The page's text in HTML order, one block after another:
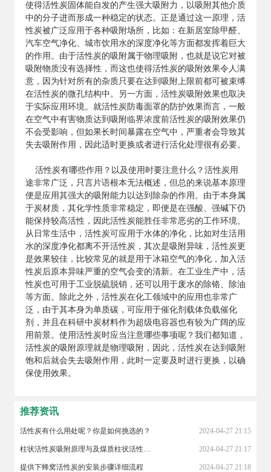
使得活性炭固体能自发的产生强大吸附力，以吸附其他介质
中的分子进而形成一种稳定的状态。正是通过这一原理，活
性炭被广泛应用于各种吸附场所，比如：在新居室除甲醛、
汽车空气净化、城市饮用水的深度净化等方面都发挥着巨大
的作用。由于活性炭的吸附属于物理吸附，也就是说它对被
吸附物质没有选择性，而这也使得活性炭的吸附效果令人满
意，因为针对所有的杂质只要在达到吸附上限前都可被束缚
在活性炭的微孔结构中。另一方面，活性炭吸附效果也取决
于实际应用环境。就活性炭防毒面罩的防护效果而言，一般
在空气中有害物质达到吸附临界浓度前活性炭的吸附效果仍
不会受影响，但如果长时间暴露在空气中，严重者会导致其
失去吸附作用，因此适时更换或者进行活化处理很有必要。
活性炭有哪些作用？以及使用时要注意什么？活性炭用
途非常广泛，只言片语根本无法概述，但总的来说基本原理
便是应用其强大的吸附能力以达到除杂的作用。由于本身属
于炭材质，其化学性质非常稳定，即便是在强酸、强碱下仍
能保持较高活性，因此活性炭能胜任非常恶劣的工作环境。
从日常生活中，活性炭可应用于水体的净化，比如对生活用
水的深度净化都离不开活性炭，其次是吸附异味，活性炭更
是效果较佳，比较常见的就是用于冰箱空气的净化，加入活
性炭后原本异味严重的空气会变的清新。在工业生产中，活
性炭也可用于工业脱硫脱销，还可以用于废水的除铬、除油
等方面。除此之外，活性炭在化工领域中的应用也非常广
泛，由于其本身为单质碳，可应用于催化剂载体负载催化
剂，并且在科研中炭材料作为超级电容器也有较为广阔的应
用前景。使用活性炭时应当注意哪些事项呢？我们都知道，
活性炭的吸附原理就是物理吸附，因此，活性炭在达到吸附
饱和后就会失去吸附作用，此时一定要及时进行更换，以确
保使用效果。
推荐资讯
活性炭有什么用处呢？你是如何挑选的？ 2024-04-27 21:15
2024-04-27 21:17
提供下蜂窝活性炭的安装步骤详细流程 2024-04-27 21:18